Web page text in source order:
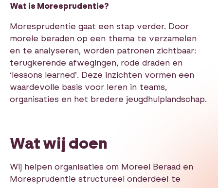
Wat is Moresprudentie?
Moresprudentie gaat een stap verder. Door
morele beraden op een thema te verzamelen
en te analyseren, worden patronen zichtbaar:
terugkerende afwegingen, rode draden en
‘lessons learned’. Deze inzichten vormen een
waardevolle basis voor leren in teams,
organisaties en het bredere jeugdhulplandschap.
Wat wij doen
Wij helpen organisaties om Moreel Beraad en
Moresprudentie structureel onderdeel te